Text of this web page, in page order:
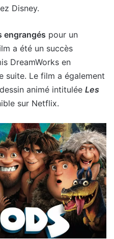
Disney.
engrangés pour un
a été un succès
DreamWorks en
suite. Le film a également
animé intitulée Les
sur Netflix.